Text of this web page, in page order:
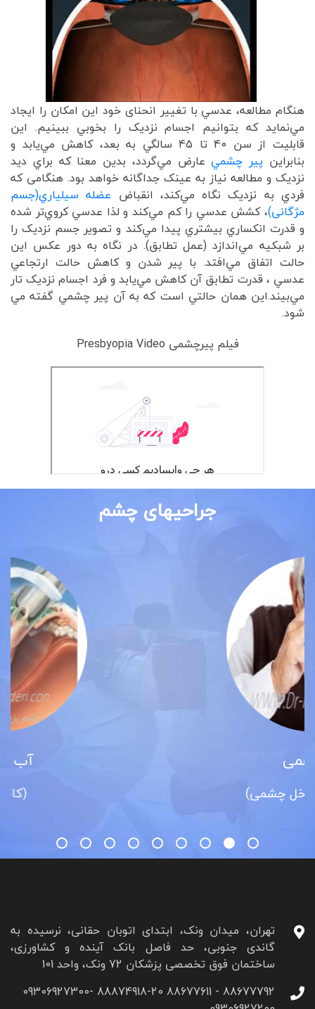
هنگام مطالعه، عدسي با تغيير انحنای خود اين امکان را ايجاد
مي‌نمايد که بتوانيم اجسام نزديک را بخوبي ببينيم. اين
قابليت از سن 40 تا 45 سالگي به بعد، کاهش مي‌يابد و
بنابراين پير چشمي عارض مي‌گردد، بدين معنا که براي ديد
نزديک و مطالعه نياز به عينک جداگانه خواهد بود. هنگامی که
فردي به نزديک نگاه مي‌کند، انقباض عضله سيلياري(جسم
مژگانی)، کشش عدسي را کم مي‌کند و لذا عدسي کروي‌تر شده
و قدرت انکساري بيشتري پيدا مي‌کند و تصوير جسم نزديک را
بر شبکيه مي‌اندازد (عمل تطابق). در نگاه به دور عکس اين
حالت اتفاق مي‌افتد. با پير شدن و کاهش حالت ارتجاعي
عدسي ، قدرت تطابق آن کاهش مي‌يابد و فرد اجسام نزدیک تار
مي‌بيند.اين همان حالتي است كه به آن پير چشمي گفته مي
شود.
فیلم پیرچشمی Presbyopia Video
جراحیهای چشم
تهران، میدان ونک، ابتدای اتوبان حقانی، نرسیده به
گاندی جنوبی، حد فاصل بانک آینده و کشاورزی،
ساختمان فوق تخصصی پزشکان 72 ونک، واحد 101
88677792 - 88677611 88874918-20 09306927300-